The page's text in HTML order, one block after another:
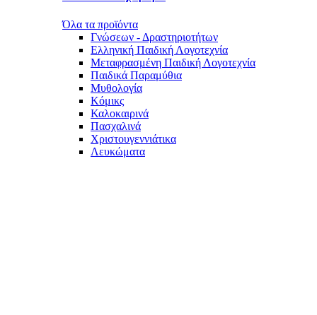
Όλα τα προϊόντα
Γνώσεων - Δραστηριοτήτων
Ελληνική Παιδική Λογοτεχνία
Μεταφρασμένη Παιδική Λογοτεχνία
Παιδικά Παραμύθια
Μυθολογία
Κόμικς
Καλοκαιρινά
Πασχαλινά
Χριστουγεννιάτικα
Λευκώματα